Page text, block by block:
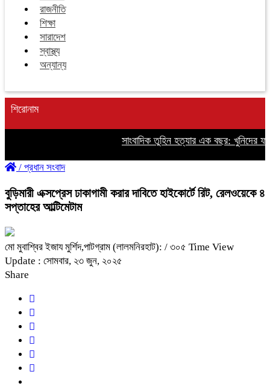
রাজনীতি
শিক্ষা
সারাদেশ
স্বাস্থ্য
অন্যান্য
শিরোনাম
সাংবাদিক তুহিন হত্যার এক বছর: খুনিদের
/ প্রধান সংবাদ
বুড়িমারী এক্সপ্রেস ঢাকাগামী করার দাবিতে হাইকোর্টে রিট, রেলওয়েকে ৪
সপ্তাহের আল্টিমেটাম
মো মুবাশ্বির ইজায মুর্শিদ,পাটগ্রাম (লালমনিরহাট): / ৩০৫ Time View
Update : সোমবার, ২৩ জুন, ২০২৫
Share